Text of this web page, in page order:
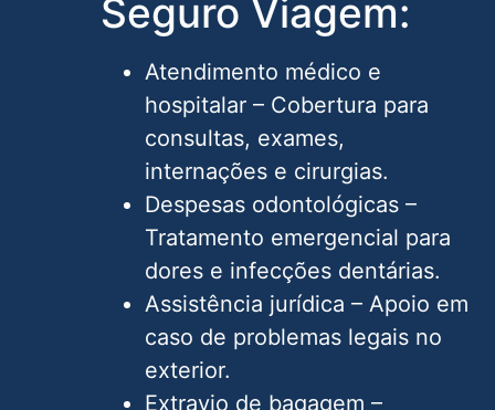
Seguro Viagem:
Atendimento médico e
hospitalar – Cobertura para
consultas, exames,
internações e cirurgias.
Despesas odontológicas –
Tratamento emergencial para
dores e infecções dentárias.
Assistência jurídica – Apoio em
caso de problemas legais no
exterior.
Extravio de bagagem –